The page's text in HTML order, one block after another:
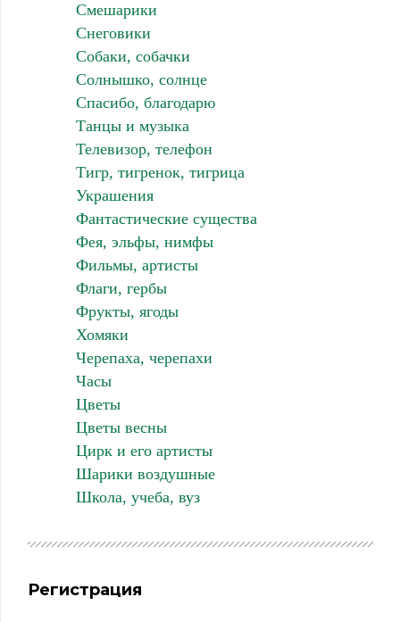
Смешарики
Снеговики
Собаки, собачки
Солнышко, солнце
Спасибо, благодарю
Танцы и музыка
Телевизор, телефон
Тигр, тигренок, тигрица
Украшения
Фантастические существа
Фея, эльфы, нимфы
Фильмы, артисты
Флаги, гербы
Фрукты, ягоды
Хомяки
Черепаха, черепахи
Часы
Цветы
Цветы весны
Цирк и его артисты
Шарики воздушные
Школа, учеба, вуз
Регистрация